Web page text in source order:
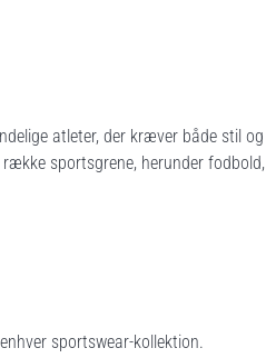
atleter, der kræver både stil og
sportsgrene, herunder fodbold,
sportswear-kollektion.